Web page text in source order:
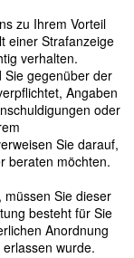
zu Ihrem Vorteil
einer Strafanzeige
verhalten.
Sie gegenüber der
Angaben
oder
Sie darauf,
beraten möchten.
müssen Sie dieser
besteht für Sie
Anordnung
wurde.